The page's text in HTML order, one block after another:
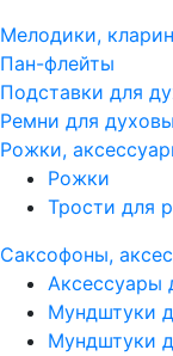
Мелодики,
Пан-флейты
Подставки для
Ремни для
Рожки,
Рожки
Трости для
Саксофоны,
Аксессуары
Мундштуки
Мундштуки